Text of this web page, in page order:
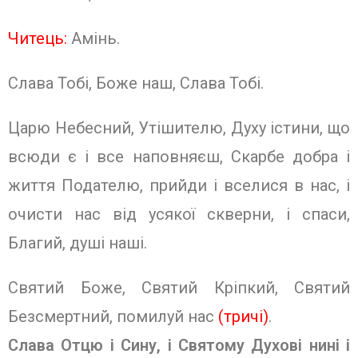
Читець: Амінь.
Слава Тобі, Боже наш, Слава Тобі.
Царю Небесний, Утішителю, Духу істини, що
всюди є і все наповняєш, Скарбе добра і
життя Подателю, прийди і вселися в нас, і
очисти нас від усякої скверни, і спаси,
Благий, душі наші.
Святий Боже, Святий Кріпкий, Свя­тий
Безсмертний, помилуй нас (тричі).
Слава Отцю і Сину, і Святому Духо­ві нині і